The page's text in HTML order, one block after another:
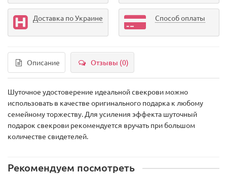
Доставка по Украине Способ оплаты
Описание Отзывы (0)
Шуточное удостоверение идеальной свекрови можно
использовать в качестве оригинального подарка к любому
семейному торжеству. Для усиления эффекта шуточный
подарок свекрови рекомендуется вручать при большом
количестве свидетелей.
Рекомендуем посмотреть